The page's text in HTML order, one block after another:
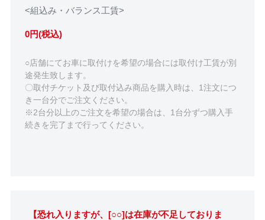
<組込み・バランス工賃>
0円(税込)
○店舗にてお車に取付けを希望の場合には取付け工賃が別
途発生致します。
〇取付チケット及び取付込み商品を購入時は、1注文につ
き一台分でご注文ください。
※2台分以上のご注文を希望の場合は、1台分ずつ購入手
続きを完了まで行ってください。
【恐れ入りますが、[○○]は在庫が不足しておりま